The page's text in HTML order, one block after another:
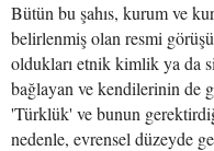
Bütün bu şahıs, kurum ve
belirlenmiş olan resmi
oldukları etnik kimlik ya da
bağlayan ve kendilerinin de
'Türklük' ve bunun
nedenle, evrensel düzeyde